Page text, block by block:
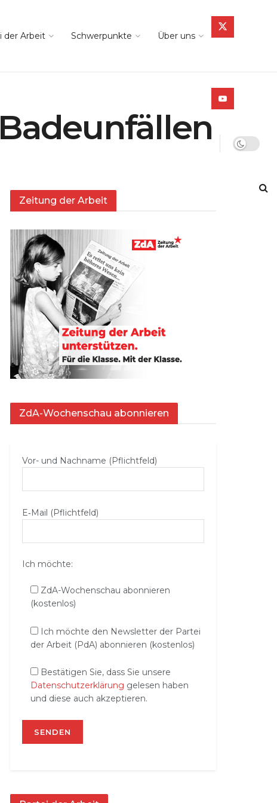
der Arbeit Schwerpunkte Über uns
Zeitung der Arbeit
ZdA-Wochenschau abonnieren
Vor- und Nachname (Pflichtfeld)
E‑Mail (Pflichtfeld)
Ich möchte:
ZdA-Wochenschau abonnieren
(kostenlos)
Ich möchte den Newsletter der Partei
der Arbeit (PdA) abonnieren (kostenlos)
Bestätigen Sie, dass Sie unsere
Datenschutzerklärung gelesen haben
und diese auch akzeptieren.